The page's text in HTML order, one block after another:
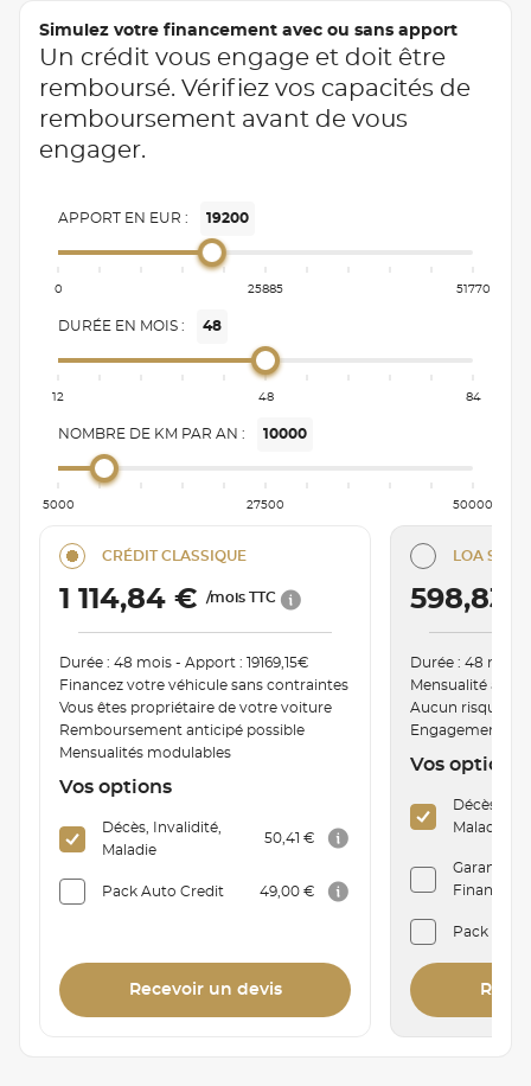
Simulez votre financement avec ou sans apport
Un crédit vous engage et doit être
remboursé. Vérifiez vos capacités de
remboursement avant de vous
engager.
APPORT EN EUR : 19200
0 25885 51770
DURÉE EN MOIS : 48
12 48 84
NOMBRE DE KM PAR AN : 10000
5000 27500 50000
CRÉDIT CLASSIQUE
1 114,84 €/mois TTC
Durée : 48 mois - Apport : 19169,15€
Financez votre véhicule sans contraintes
Vous êtes propriétaire de votre voiture
Remboursement anticipé possible
Mensualités modulables
Vos options
Décès, Invalidité,
Maladie
50,41 €
Pack Auto Credit 49,00 €
Recevoir un devis
LOA
598,83
Durée : 48 mois
Mensualité
Aucun risque de
Engagement de
Vos options
Décès,
Maladie
Garantie
Financière
Pack Auto